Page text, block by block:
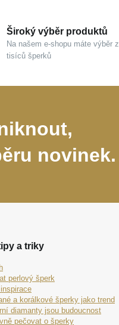
Široký výběr produktů
Na našem e-shopu máte výběr z
tisíců šperků
novinek.
a triky
perlový šperk
a korálkové šperky jako trend
diamanty jsou budoucnost
pečovat o šperky